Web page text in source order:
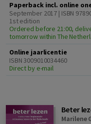
Paperback incl. online
September 2017 | ISBN
1st edition
Ordered before 21:00,
tomorrow within The
Online jaarlicentie
ISBN 3009010034460
Direct by e-mail
Beter
Marilene